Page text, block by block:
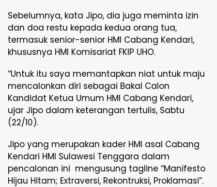
Sebelumnya, kata Jipo, dia juga meminta izin
dan doa restu kepada kedua orang tua,
termasuk senior-senior HMI Cabang Kendari,
khususnya HMI Komisariat FKIP UHO.
“Untuk itu saya memantapkan niat untuk maju
mencalonkan diri sebagai Bakal Calon
Kandidat Ketua Umum HMI Cabang Kendari,
ujar Jipo dalam keterangan tertulis, Sabtu
(22/10).
Jipo yang merupakan kader HMI asal Cabang
Kendari HMI Sulawesi Tenggara dalam
pencalonan ini mengusung tagline “Manifesto
Hijau Hitam; Extraversi, Rekontruksi, Proklamasi”.